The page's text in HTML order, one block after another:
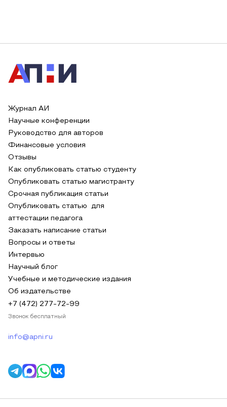
Журнал АИ
Научные конференции
Руководство для авторов
Финансовые условия
Отзывы
Как опубликовать статью студенту
Опубликовать статью магистранту
Срочная публикация статьи
Опубликовать статью для
аттестации педагога
Заказать написание статьи
Вопросы и ответы
Интервью
Научный блог
Учебные и методические издания
Об издательстве
+7 (472) 277-72-99
Звонок бесплатный
info@apni.ru